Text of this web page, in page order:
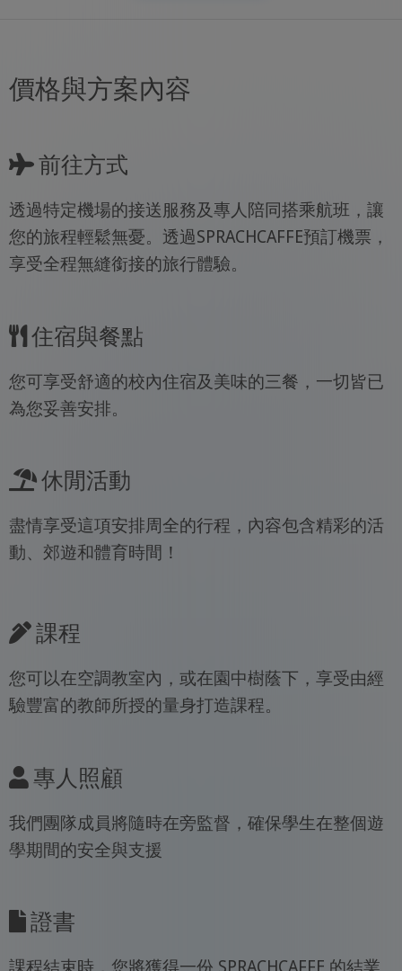
價格與方案內容
前往方式
透過特定機場的接送服務及專人陪同搭乘航班，讓
您的旅程輕鬆無憂。透過SPRACHCAFFE預訂機票，
享受全程無縫銜接的旅行體驗。
住宿與餐點
您可享受舒適的校內住宿及美味的三餐，一切皆已
為您妥善安排。
休閒活動
盡情享受這項安排周全的行程，內容包含精彩的活
動、郊遊和體育時間！
課程
您可以在空調教室內，或在園中樹蔭下，享受由經
驗豐富的教師所授的量身打造課程。
專人照顧
我們團隊成員將隨時在旁監督，確保學生在整個遊
學期間的安全與支援
證書